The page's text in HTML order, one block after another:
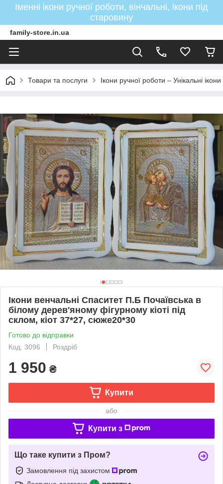
Іменні ікони ручної роботи, вінчальні, ікони під
старовину
family-store.in.ua
Товари та послуги Ікони ручної роботи – Унікальні
Ікони венчальні Спаситет П.Б Почаївська в
білому дерев'яному фігурному кіоті під
склом, кіот 37*27, сюже20*30
Готово до відправки
Код: 3096
Роздріб
1 950 ₴
Купити
або
Купити з
Що таке купити з Пром?
Замовлення під захистом